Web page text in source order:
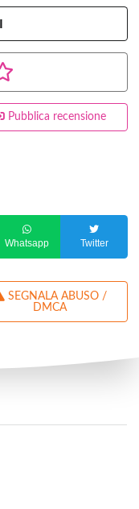
Pubblica recensione
Whatsapp Twitter
DMCA